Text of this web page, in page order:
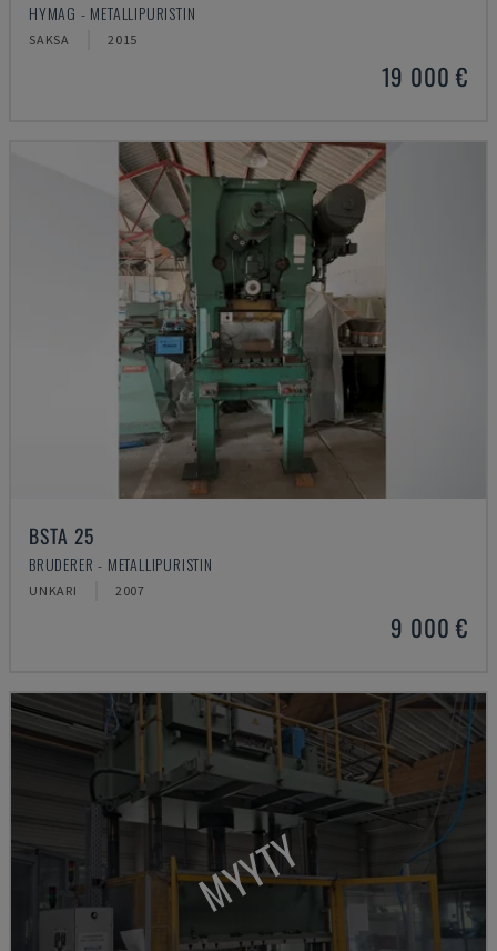
HYMAG - METALLIPURISTIN
SAKSA 2015
19 000 €
BSTA 25
BRUDERER - METALLIPURISTIN
UNKARI 2007
9 000 €
MYYTY